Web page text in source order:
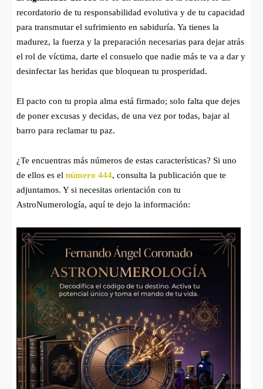
recordatorio de tu responsabilidad evolutiva y de tu capacidad
para transmutar el sufrimiento en sabiduría. Ya tienes la
madurez, la fuerza y la preparación necesarias para dejar atrás
el rol de víctima, darte el consuelo que nadie más te va a dar y
desinfectar las heridas que bloquean tu prosperidad.
El pacto con tu propia alma está firmado; solo falta que dejes
de poner excusas y decidas, de una vez por todas, bajar al
barro para reclamar tu paz.
¿Te encuentras más números de estas características? Si uno
de ellos es el número 444, consulta la publicación que te
adjuntamos. Y si necesitas orientación con tu
AstroNumerología, aquí te dejo la información: